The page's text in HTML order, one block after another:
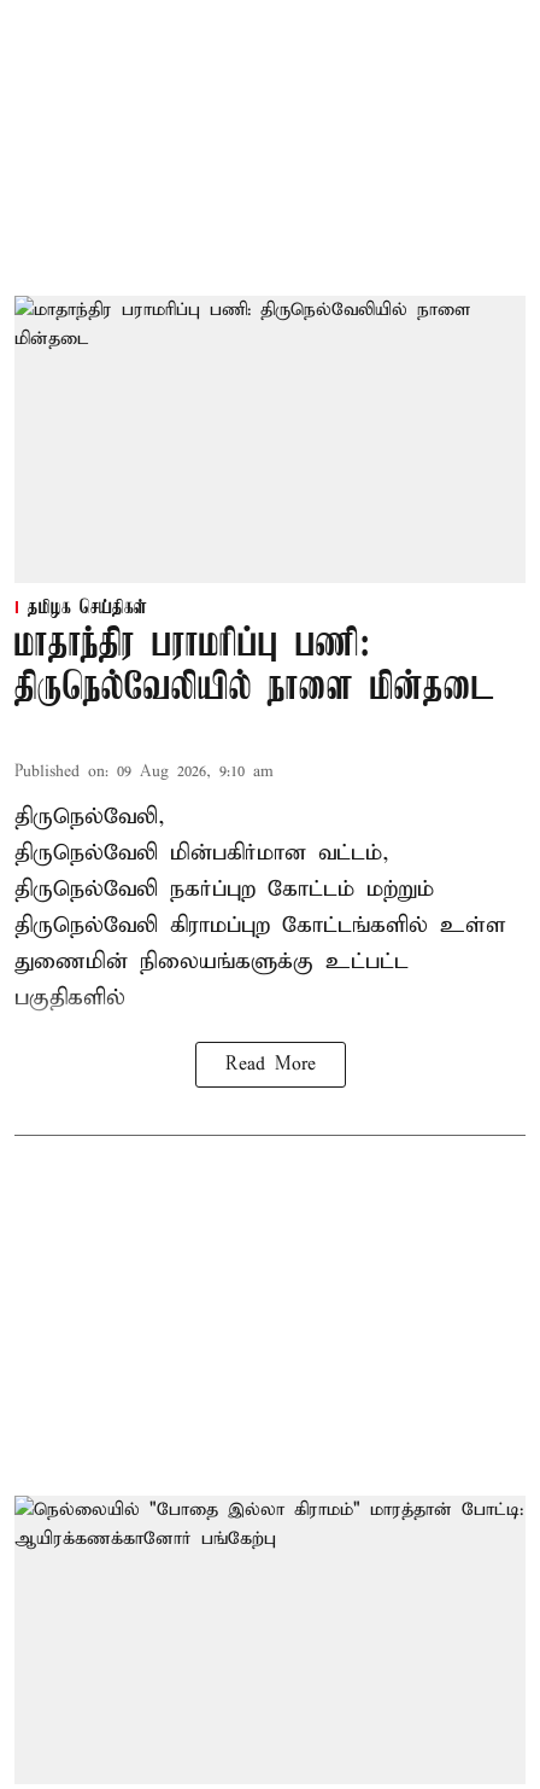
தமிழக செய்திகள்
மாதாந்திர பராமரிப்பு பணி:
திருநெல்வேலியில் நாளை மின்தடை
Published on: 09 Aug 2026, 9:10 am
திருநெல்வேலி,
திருநெல்வேலி மின்பகிர்மான வட்டம்,
திருநெல்வேலி நகர்ப்புற கோட்டம் மற்றும்
திருநெல்வேலி கிராமப்புற கோட்டங்களில் உள்ள
துணைமின் நிலையங்களுக்கு உட்பட்ட
பகுதிகளில்
Read More